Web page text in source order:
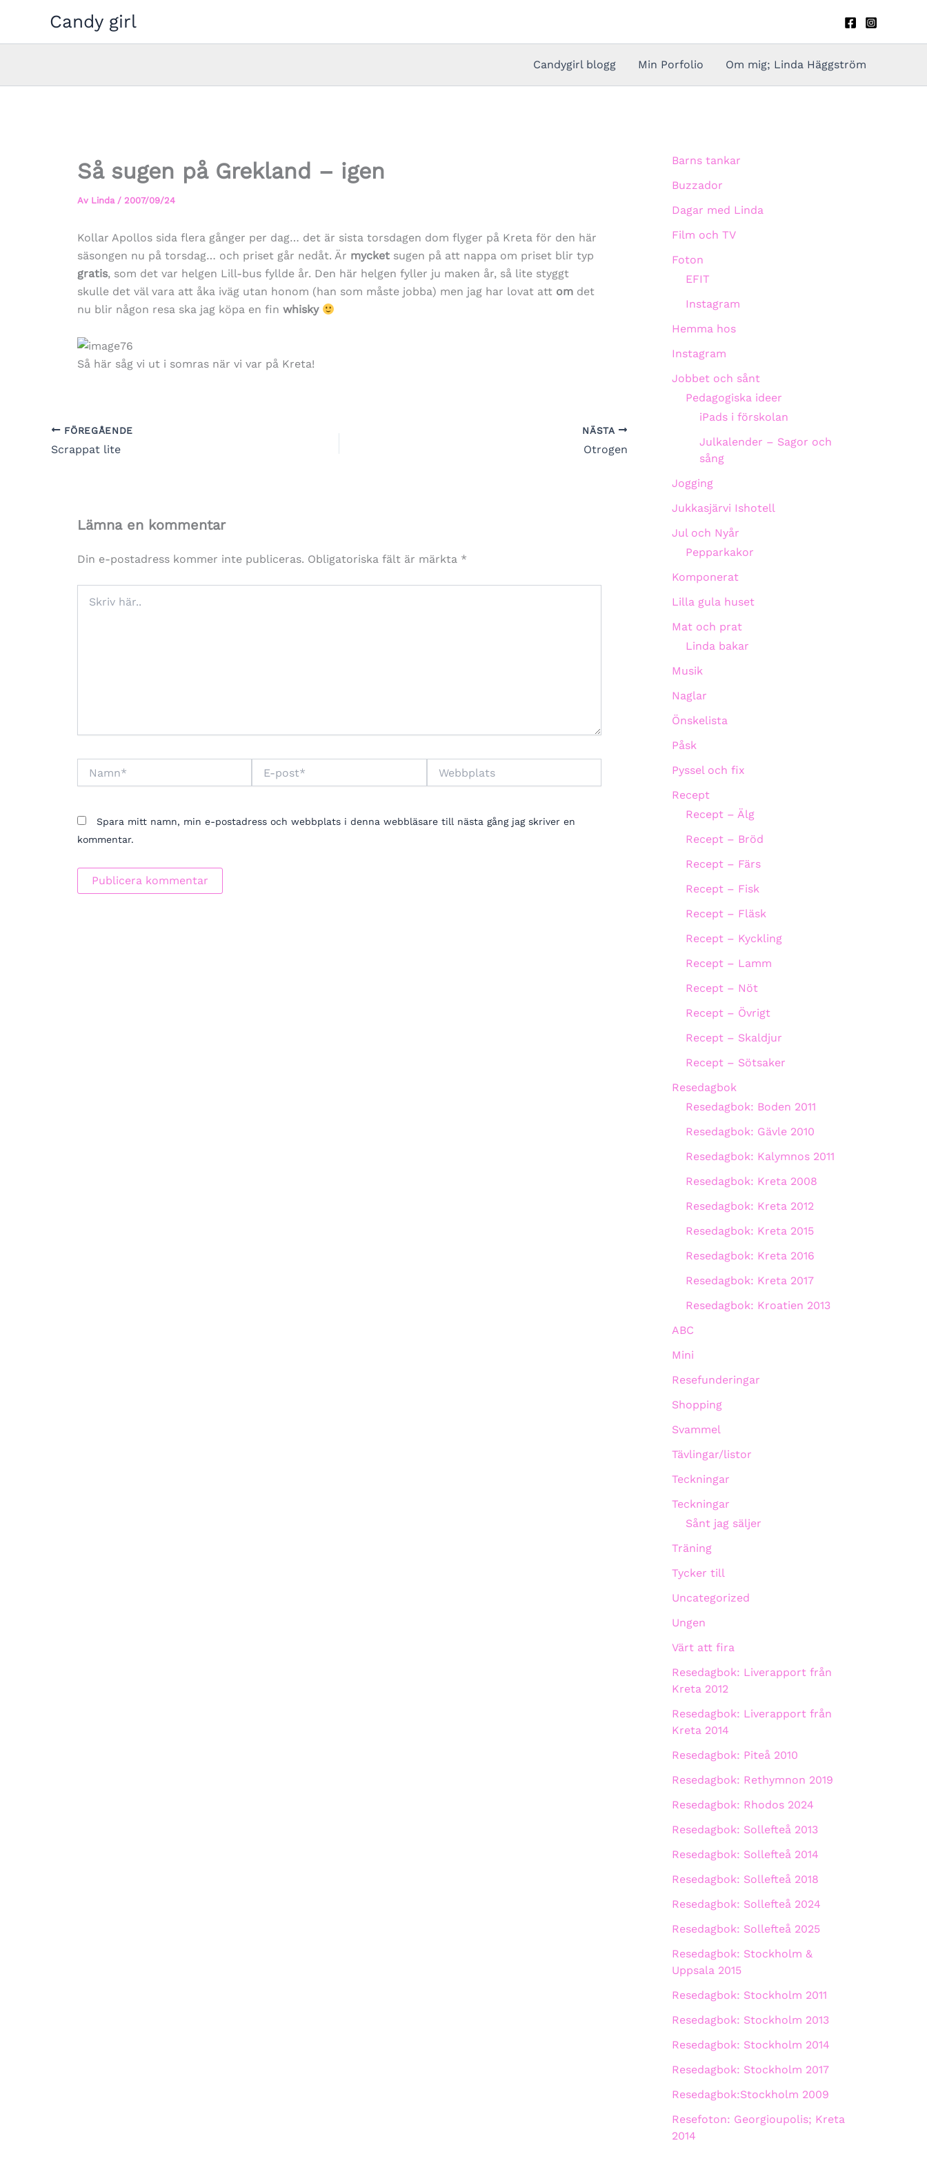
innehåll
Candy girl
Candygirl blogg Min Porfolio Om mig; Linda Häggström
Så sugen på Grekland – igen
Av Linda / 2007/09/24
Kollar Apollos sida flera gånger per dag… det är sista torsdagen dom flyger på Kreta för den här
säsongen nu på torsdag… och priset går nedåt. Är mycket sugen på att nappa om priset blir typ
gratis, som det var helgen Lill-bus fyllde år. Den här helgen fyller ju maken år, så lite styggt
skulle det väl vara att åka iväg utan honom (han som måste jobba) men jag har lovat att om det
nu blir någon resa ska jag köpa en fin whisky
Så här såg vi ut i somras när vi var på Kreta!
FÖREGÅENDE
Scrappat lite
NÄSTA
Otrogen
Lämna en kommentar
Din e-postadress kommer inte publiceras. Obligatoriska fält är märkta *
här..
post*
Spara mitt namn, min e-postadress och webbplats i denna webbläsare till nästa gång jag skriver en
kommentar.
Barns tankar
Buzzador
Dagar med Linda
Film och TV
Foton
EFIT
Instagram
Hemma hos
Instagram
Jobbet och sånt
Pedagogiska ideer
iPads i förskolan
Julkalender – Sagor och
sång
Jogging
Jukkasjärvi Ishotell
Jul och Nyår
Pepparkakor
Komponerat
Lilla gula huset
Mat och prat
Linda bakar
Musik
Naglar
Önskelista
Påsk
Pyssel och fix
Recept
Recept – Älg
Recept – Bröd
Recept – Färs
Recept – Fisk
Recept – Fläsk
Recept – Kyckling
Recept – Lamm
Recept – Nöt
Recept – Övrigt
Recept – Skaldjur
Recept – Sötsaker
Resedagbok
Resedagbok: Boden 2011
Resedagbok: Gävle 2010
Resedagbok: Kalymnos 2011
Resedagbok: Kreta 2008
Resedagbok: Kreta 2012
Resedagbok: Kreta 2015
Resedagbok: Kreta 2016
Resedagbok: Kreta 2017
Resedagbok: Kroatien 2013
ABC
Mini
Resefunderingar
Shopping
Svammel
Tävlingar/listor
Teckningar
Teckningar
Sånt jag säljer
Träning
Tycker till
Uncategorized
Ungen
Värt att fira
Resedagbok: Liverapport från
Kreta 2012
Resedagbok: Liverapport från
Kreta 2014
Resedagbok: Piteå 2010
Resedagbok: Rethymnon 2019
Resedagbok: Rhodos 2024
Resedagbok: Sollefteå 2013
Resedagbok: Sollefteå 2014
Resedagbok: Sollefteå 2018
Resedagbok: Sollefteå 2024
Resedagbok: Sollefteå 2025
Resedagbok: Stockholm &
Uppsala 2015
Resedagbok: Stockholm 2011
Resedagbok: Stockholm 2013
Resedagbok: Stockholm 2014
Resedagbok: Stockholm 2017
Resedagbok:Stockholm 2009
Resefoton: Georgioupolis; Kreta
2014